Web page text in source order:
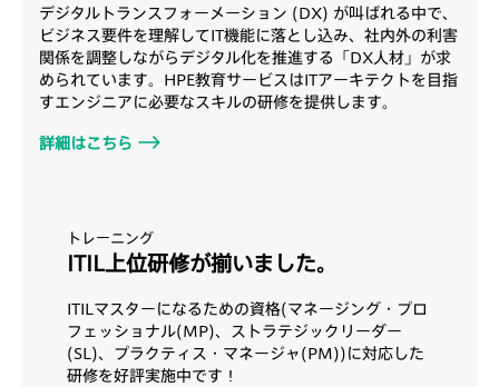
デジタルトランスフォーメーション (DX) が叫ばれる中で、
ビジネス要件を理解してIT機能に落とし込み、社内外の利害
関係を調整しながらデジタル化を推進する「DX人材」が求
められています。HPE教育サービスはITアーキテクトを目指
すエンジニアに必要なスキルの研修を提供します。
詳細はこちら
トレーニング
ITIL上位研修が揃いました。
ITILマスターになるための資格(マネージング・プロ
フェッショナル(MP)、ストラテジックリーダー
(SL)、プラクティス・マネージャ(PM))に対応した
研修を好評実施中です！